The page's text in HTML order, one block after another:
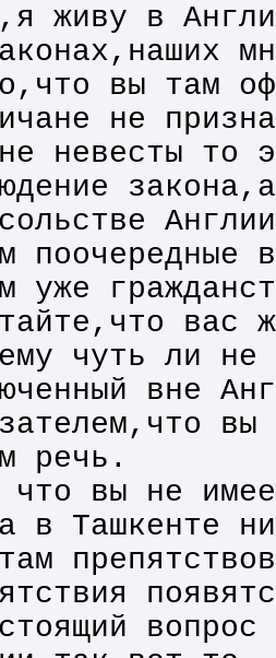
живу в
вы там
не
невесты то
поочередные
уже
вас
чуть ли не
вне
речь.
вы не
в Ташкенте